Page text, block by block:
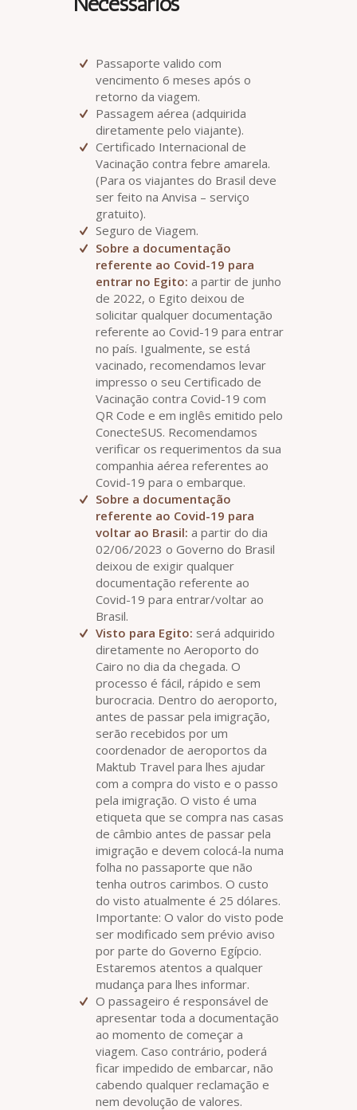
Passaporte valido com
vencimento 6 meses após o
retorno da viagem.
Passagem aérea (adquirida
diretamente pelo viajante).
Certificado Internacional de
Vacinação contra febre amarela.
(Para os viajantes do Brasil deve
ser feito na Anvisa – serviço
gratuito).
Seguro de Viagem.
Sobre a documentação
referente ao Covid-19 para
entrar no Egito: a partir de junho
de 2022, o Egito deixou de
solicitar qualquer documentação
referente ao Covid-19 para entrar
no país. Igualmente, se está
vacinado, recomendamos levar
impresso o seu Certificado de
Vacinação contra Covid-19 com
QR Code e em inglês emitido pelo
ConecteSUS. Recomendamos
verificar os requerimentos da sua
companhia aérea referentes ao
Covid-19 para o embarque.
Sobre a documentação
referente ao Covid-19 para
voltar ao Brasil: a partir do dia
02/06/2023 o Governo do Brasil
deixou de exigir qualquer
documentação referente ao
Covid-19 para entrar/voltar ao
Brasil.
Visto para Egito: será adquirido
diretamente no Aeroporto do
Cairo no dia da chegada. O
processo é fácil, rápido e sem
burocracia. Dentro do aeroporto,
antes de passar pela imigração,
serão recebidos por um
coordenador de aeroportos da
Maktub Travel para lhes ajudar
com a compra do visto e o passo
pela imigração. O visto é uma
etiqueta que se compra nas casas
de câmbio antes de passar pela
imigração e devem colocá-la numa
folha no passaporte que não
tenha outros carimbos. O custo
do visto atualmente é 25 dólares.
Importante: O valor do visto pode
ser modificado sem prévio aviso
por parte do Governo Egípcio.
Estaremos atentos a qualquer
mudança para lhes informar.
O passageiro é responsável de
apresentar toda a documentação
ao momento de começar a
viagem. Caso contrário, poderá
ficar impedido de embarcar, não
cabendo qualquer reclamação e
nem devolução de valores.